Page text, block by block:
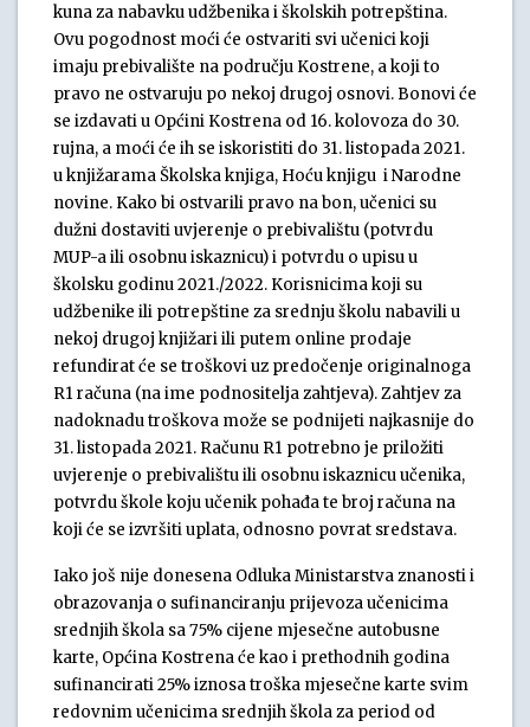
kuna za nabavku udžbenika i školskih potrepština.
Ovu pogodnost moći će ostvariti svi učenici koji
imaju prebivalište na području Kostrene, a koji to
pravo ne ostvaruju po nekoj drugoj osnovi. Bonovi će
se izdavati u Općini Kostrena od 16. kolovoza do 30.
rujna, a moći će ih se iskoristiti do 31. listopada 2021.
u knjižarama Školska knjiga, Hoću knjigu i Narodne
novine. Kako bi ostvarili pravo na bon, učenici su
dužni dostaviti uvjerenje o prebivalištu (potvrdu
MUP-a ili osobnu iskaznicu) i potvrdu o upisu u
školsku godinu 2021./2022. Korisnicima koji su
udžbenike ili potrepštine za srednju školu nabavili u
nekoj drugoj knjižari ili putem online prodaje
refundirat će se troškovi uz predočenje originalnoga
R1 računa (na ime podnositelja zahtjeva). Zahtjev za
nadoknadu troškova može se podnijeti najkasnije do
31. listopada 2021. Računu R1 potrebno je priložiti
uvjerenje o prebivalištu ili osobnu iskaznicu učenika,
potvrdu škole koju učenik pohađa te broj računa na
koji će se izvršiti uplata, odnosno povrat sredstava.
Iako još nije donesena Odluka Ministarstva znanosti i
obrazovanja o sufinanciranju prijevoza učenicima
srednjih škola sa 75% cijene mjesečne autobusne
karte, Općina Kostrena će kao i prethodnih godina
sufinancirati 25% iznosa troška mjesečne karte svim
redovnim učenicima srednjih škola za period od